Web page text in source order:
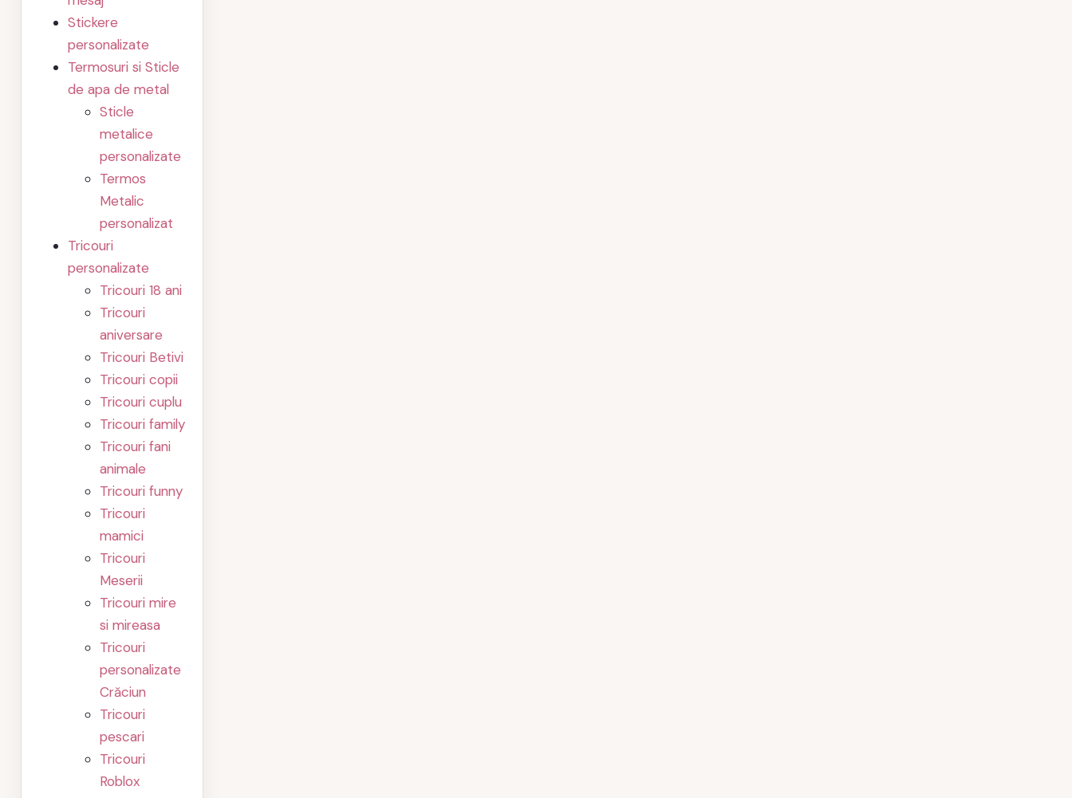
Stickere
personalizate
Termosuri si Sticle
de apa de metal
Sticle
metalice
personalizate
Termos
Metalic
personalizat
Tricouri
personalizate
Tricouri 18 ani
Tricouri
aniversare
Tricouri Betivi
Tricouri copii
Tricouri cuplu
Tricouri family
Tricouri fani
animale
Tricouri funny
Tricouri
mamici
Tricouri
Meserii
Tricouri mire
si mireasa
Tricouri
personalizate
Crăciun
Tricouri
pescari
Tricouri
Roblox